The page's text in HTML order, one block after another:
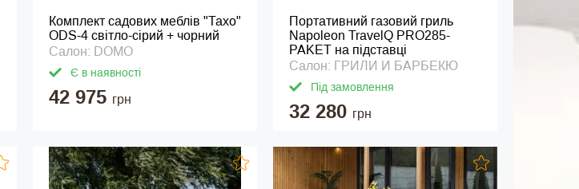
Комплект садових меблів "Тахо"
ODS-4 світло-сірий + чорний
Салон: DOMO
Є в наявності
42 975 грн
Портативний газовий гриль
Napoleon TravelQ PRO285-
PAKET на підставці
Салон: ГРИЛИ И БАРБЕКЮ
Під замовлення
32 280 грн